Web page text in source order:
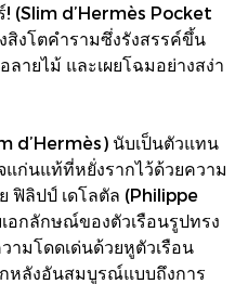
! (Slim d’Hermès Pocket
งโตคำรามซึ่งรังสรรค์ขึ้น
ายไม้ และเผยโฉมอย่างสง่า
d’Hermès) นับเป็นตัวแทน
แก่นแท้ที่หยั่งรากไว้ด้วยความ
ฟิลิปป์ เดโลตัล (Philippe
อกลักษณ์ของตัวเรือนรูปทรง
ามโดดเด่นด้วยหูตัวเรือน
หลังอันสมบูรณ์แบบถึงการ